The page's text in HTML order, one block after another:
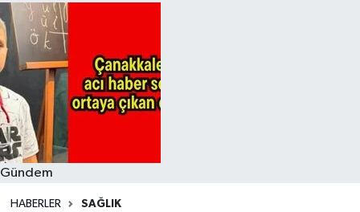
Gündem
HABERLER SAĞLIK